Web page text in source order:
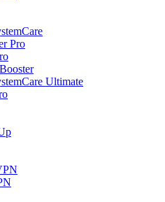
Pro
Ultimate